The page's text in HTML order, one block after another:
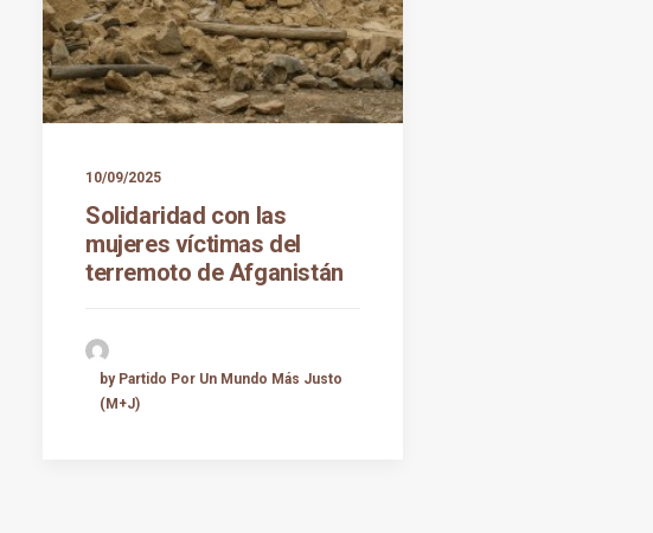
10/09/2025
Solidaridad con las
mujeres víctimas del
terremoto de Afganistán
by Partido Por Un Mundo Más Justo
(M+J)